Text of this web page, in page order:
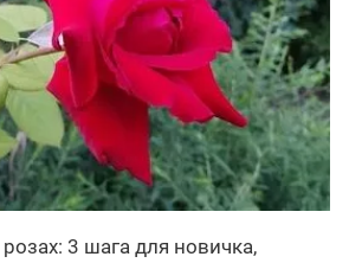
3 шага для новичка,